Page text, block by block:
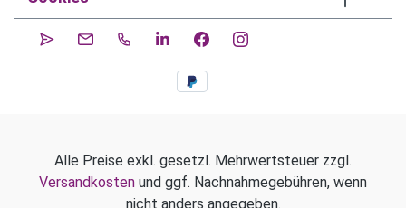
Alle Preise exkl. gesetzl. Mehrwertsteuer zzgl.
Versandkosten und ggf. Nachnahmegebühren, wenn
nicht anders angegeben.